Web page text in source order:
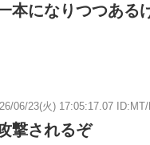
本になりつつある
06/23(火) 17:05:17.07
撃されるぞ